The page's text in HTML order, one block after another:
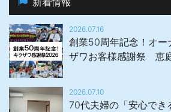
2026.07.16
創業50周年記念！オー
ザワお客様感謝祭 恵
2026.07.10
70代夫婦の「安心でき